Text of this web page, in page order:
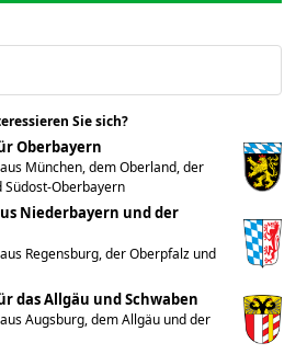
Sie sich?
Oberbayern
München, dem Oberland, der
Südost-Oberbayern
Niederbayern und der
Regensburg, der Oberpfalz und
das Allgäu und Schwaben
Augsburg, dem Allgäu und der